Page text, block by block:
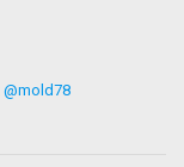
@mold78